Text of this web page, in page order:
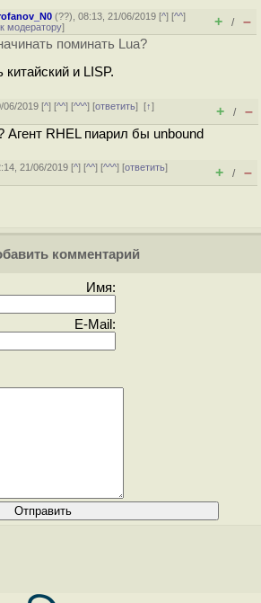
(??), 08:13, 21/06/2019 [^] [^^]
к модератору] + / –
поминать Lua?
китайский и LISP.
06/2019 [^] [^^] [^^^] [ответить][↑]
+ / –
Агент RHEL пиарил бы unbound
21/06/2019 [^] [^^] [^^^] [ответить]
+ / –
комментарий
Имя:
E-Mail: